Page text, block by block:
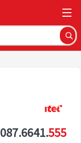
087.6641.555